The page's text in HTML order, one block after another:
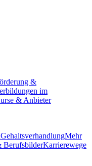
&
im
& Anbieter
GehaltsverhandlungMehr
BerufsbilderKarrierewege